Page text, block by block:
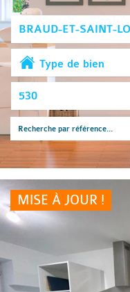
Type de bien
MISE À JOUR !